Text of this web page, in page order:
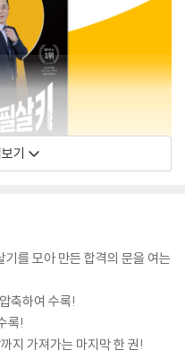
기
를 모아 만든 합격의 문을 여는
축하여 수록!
록!
지 가져가는 마지막 한 권!